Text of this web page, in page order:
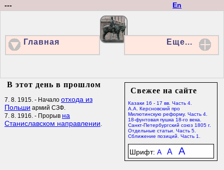
En
---
Главная Еще...
Свежее на сайте
Казаки 16 - 17 вв. Часть 4.
А.А. Керсновский про
Милютинскую реформу. Часть 4.
18-фунтовая пушка 18-го века.
Санкт-Петербургский союз 1805 г.
Отдельные статьи. Часть 5.
Сближение позиций. Часть 1.
Шрифт: A A A
В этот день в прошлом
7. 8. 1915. - Начало отхода из
Польши армий СЗФ.
7. 8. 1916. - Прорыв на
Станиславском направлении.